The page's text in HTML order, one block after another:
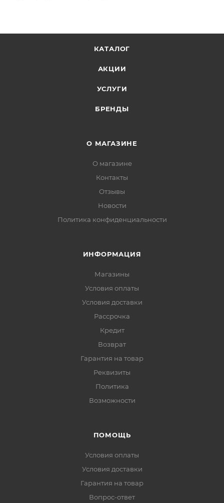
КАТАЛОГ
АКЦИИ
УСЛУГИ
БРЕНДЫ
О МАГАЗИНЕ
О магазине
Контакты
Отзывы
Новости
Политика конфиденциальности
ИНФОРМАЦИЯ
Магазины
Условия оплаты
Условия доставки
Рассрочка
Кредит
Возврат
Гарантия на товар
Реквизиты
Политика
Возможности
ПОМОЩЬ
Условия оплаты
Условия доставки
Гарантия на товар
Вопрос-ответ